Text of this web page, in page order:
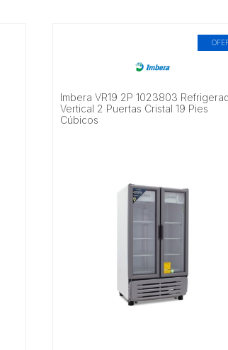
Imbera VR19 2P 1023803
Vertical 2 Puertas Cristal 19 Pies
Cúbicos